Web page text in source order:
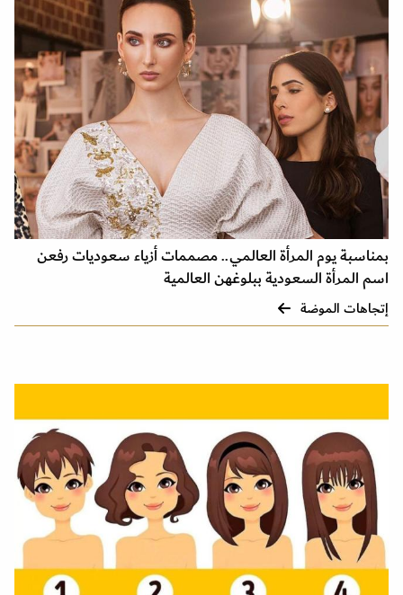
بمناسبة يوم المرأة العالمي.. مصممات أزياء سعوديات رفعن
اسم المرأة السعودية ببلوغهن العالمية
إتجاهات الموضة